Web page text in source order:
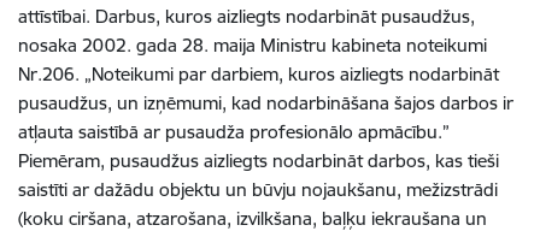
attīstībai. Darbus, kuros aizliegts nodarbināt pusaudžus,
nosaka 2002. gada 28. maija Ministru kabineta noteikumi
Nr.206. „Noteikumi par darbiem, kuros aizliegts nodarbināt
pusaudžus, un izņēmumi, kad nodarbināšana šajos darbos ir
atļauta saistībā ar pusaudža profesionālo apmācību.”
Piemēram, pusaudžus aizliegts nodarbināt darbos, kas tieši
saistīti ar dažādu objektu un būvju nojaukšanu, mežizstrādi
(koku ciršana, atzarošana, izvilkšana, baļķu iekraušana un